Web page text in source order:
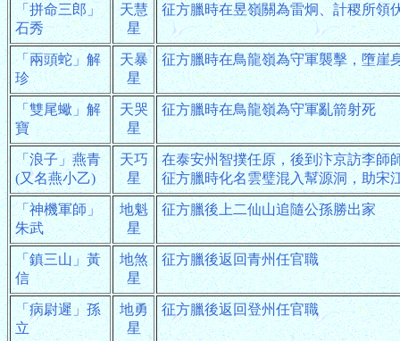
「拼命三郎」
石秀
天慧
星
征方臘時在昱嶺關為雷炯、計稷所領
「兩頭蛇」解
珍
天暴
星
征方臘時在鳥龍嶺為守軍襲擊，墮崖
「雙尾蠍」解
寶
天哭
星
征方臘時在鳥龍嶺為守軍亂箭射死
「浪子」燕青
(又名燕小乙)
天巧
星
在泰安州智撲任原，後到汴京訪李師
征方臘時化名雲璧混入幫源洞，助宋
「神機軍師」
朱武
地魁
星
征方臘後上二仙山追隨公孫勝出家
「鎮三山」黃
信
地煞
星
征方臘後返回青州任官職
「病尉遲」孫
立
地勇
星
征方臘後返回登州任官職